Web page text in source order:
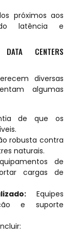
próximos aos
latência e
CENTERS
diversas
algumas
de que os
robusta contra
naturais.
de
cargas de
Equipes
e suporte